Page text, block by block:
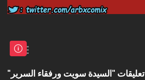
تعليقات "السيدة سويت ورفقاء السرير"